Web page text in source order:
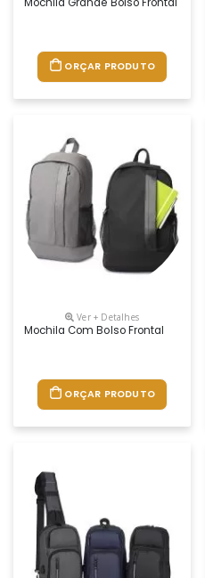
Mochila Grande Bolso Frontal
ORÇAR PRODUTO
Ver + Detalhes
Mochila Com Bolso Frontal
ORÇAR PRODUTO